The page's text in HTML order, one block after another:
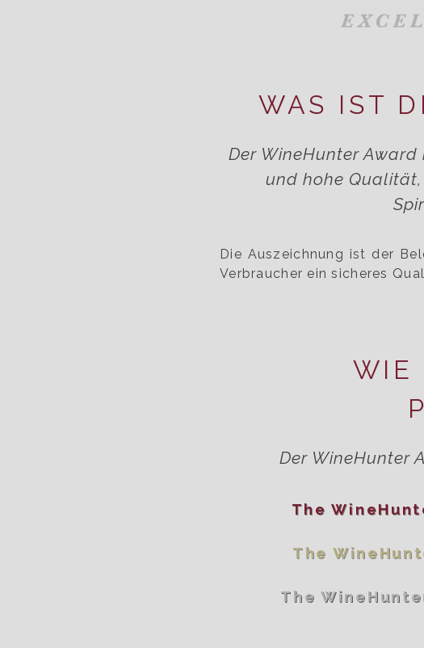
WAS IST
Der WineHunter
und hohe
Die Auszeichnung ist der
Verbraucher ein sicheres
WIE
Der WineHunter
The
The
The